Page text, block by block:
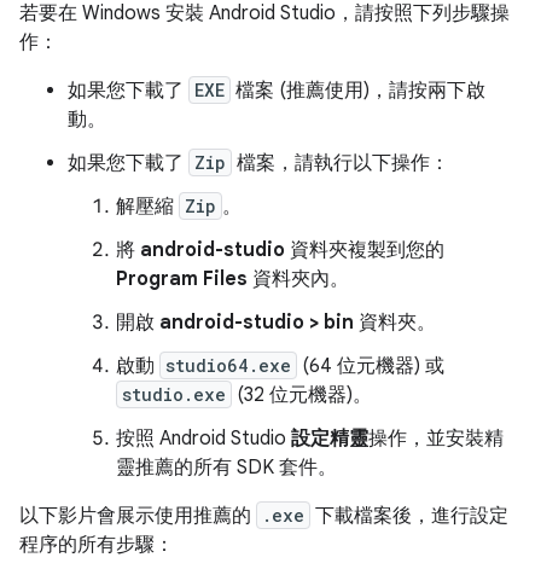
若要在 Windows 安裝 Android Studio，請按照下列步驟操
作：
如果您下載了
EXE 檔案 (推薦使用)，請按兩下啟
動。
如果您下載了
Zip 檔案，請執行以下操作：
解壓縮 Zip 。
將 android-studio 資料夾複製到您的
Program Files 資料夾內。
開啟 android-studio > bin 資料夾。
啟動 studio64.exe (64 位元機器) 或
studio.exe (32 位元機器)。
按照 Android Studio 設定精靈操作，並安裝精
靈推薦的所有 SDK 套件。
以下影片會展示使用推薦的
.exe 下載檔案後，進行設定
程序的所有步驟：